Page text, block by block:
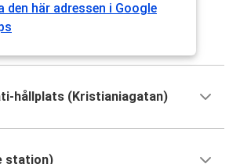
den här adressen i Google
hållplats (Kristianiagatan)
station)